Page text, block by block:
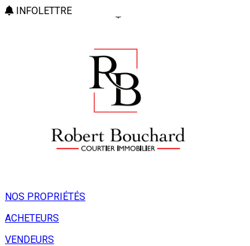
INFOLETTRE
NOS PROPRIÉTÉS
ACHETEURS
VENDEURS